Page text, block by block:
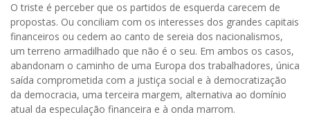
O triste é perceber que os partidos de esquerda carecem de
propostas. Ou conciliam com os interesses dos grandes capitais
financeiros ou cedem ao canto de sereia dos nacionalismos,
um terreno armadilhado que não é o seu. Em ambos os casos,
abandonam o caminho de uma Europa dos trabalhadores, única
saída comprometida com a justiça social e à democratização
da democracia, uma terceira margem, alternativa ao domínio
atual da especulação financeira e à onda marrom.